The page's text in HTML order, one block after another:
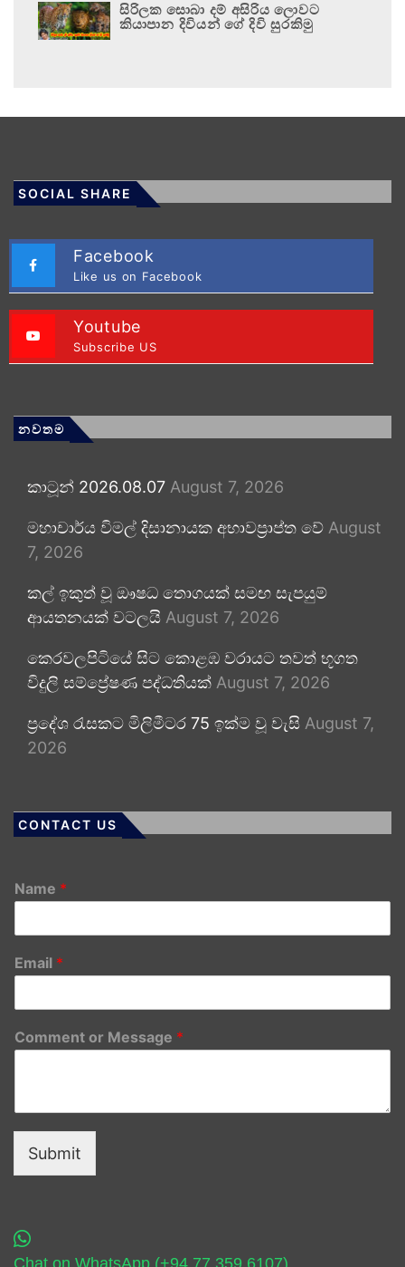
සිරිලක සොබා දම් අසිරිය ලොවට
කියාපාන දිවියන් ගේ දිවි සුරකිමු
SOCIAL SHARE
Facebook
Like us on Facebook
Youtube
Subscribe US
නවතම
කාටූන් 2026.08.07 August 7, 2026
මහාචාර්ය විමල් දිසානායක අභාවප්‍රාප්ත වේ August
7, 2026
කල් ඉකුත් වූ ඖෂධ තොගයක් සමඟ සැපයුම්
ආයතනයක් වටලයි August 7, 2026
කෙරවලපිටියේ සිට කොළඹ වරායට තවත් භූගත
විදුලි සම්ප්‍රේෂණ පද්ධතියක් August 7, 2026
ප්‍රදේශ රැසකට මිලිමීටර 75 ඉක්ම වූ වැසි August 7,
2026
CONTACT US
Name *
Email *
Comment or Message *
Submit
Chat on WhatsApp (+94 77 359 6107)